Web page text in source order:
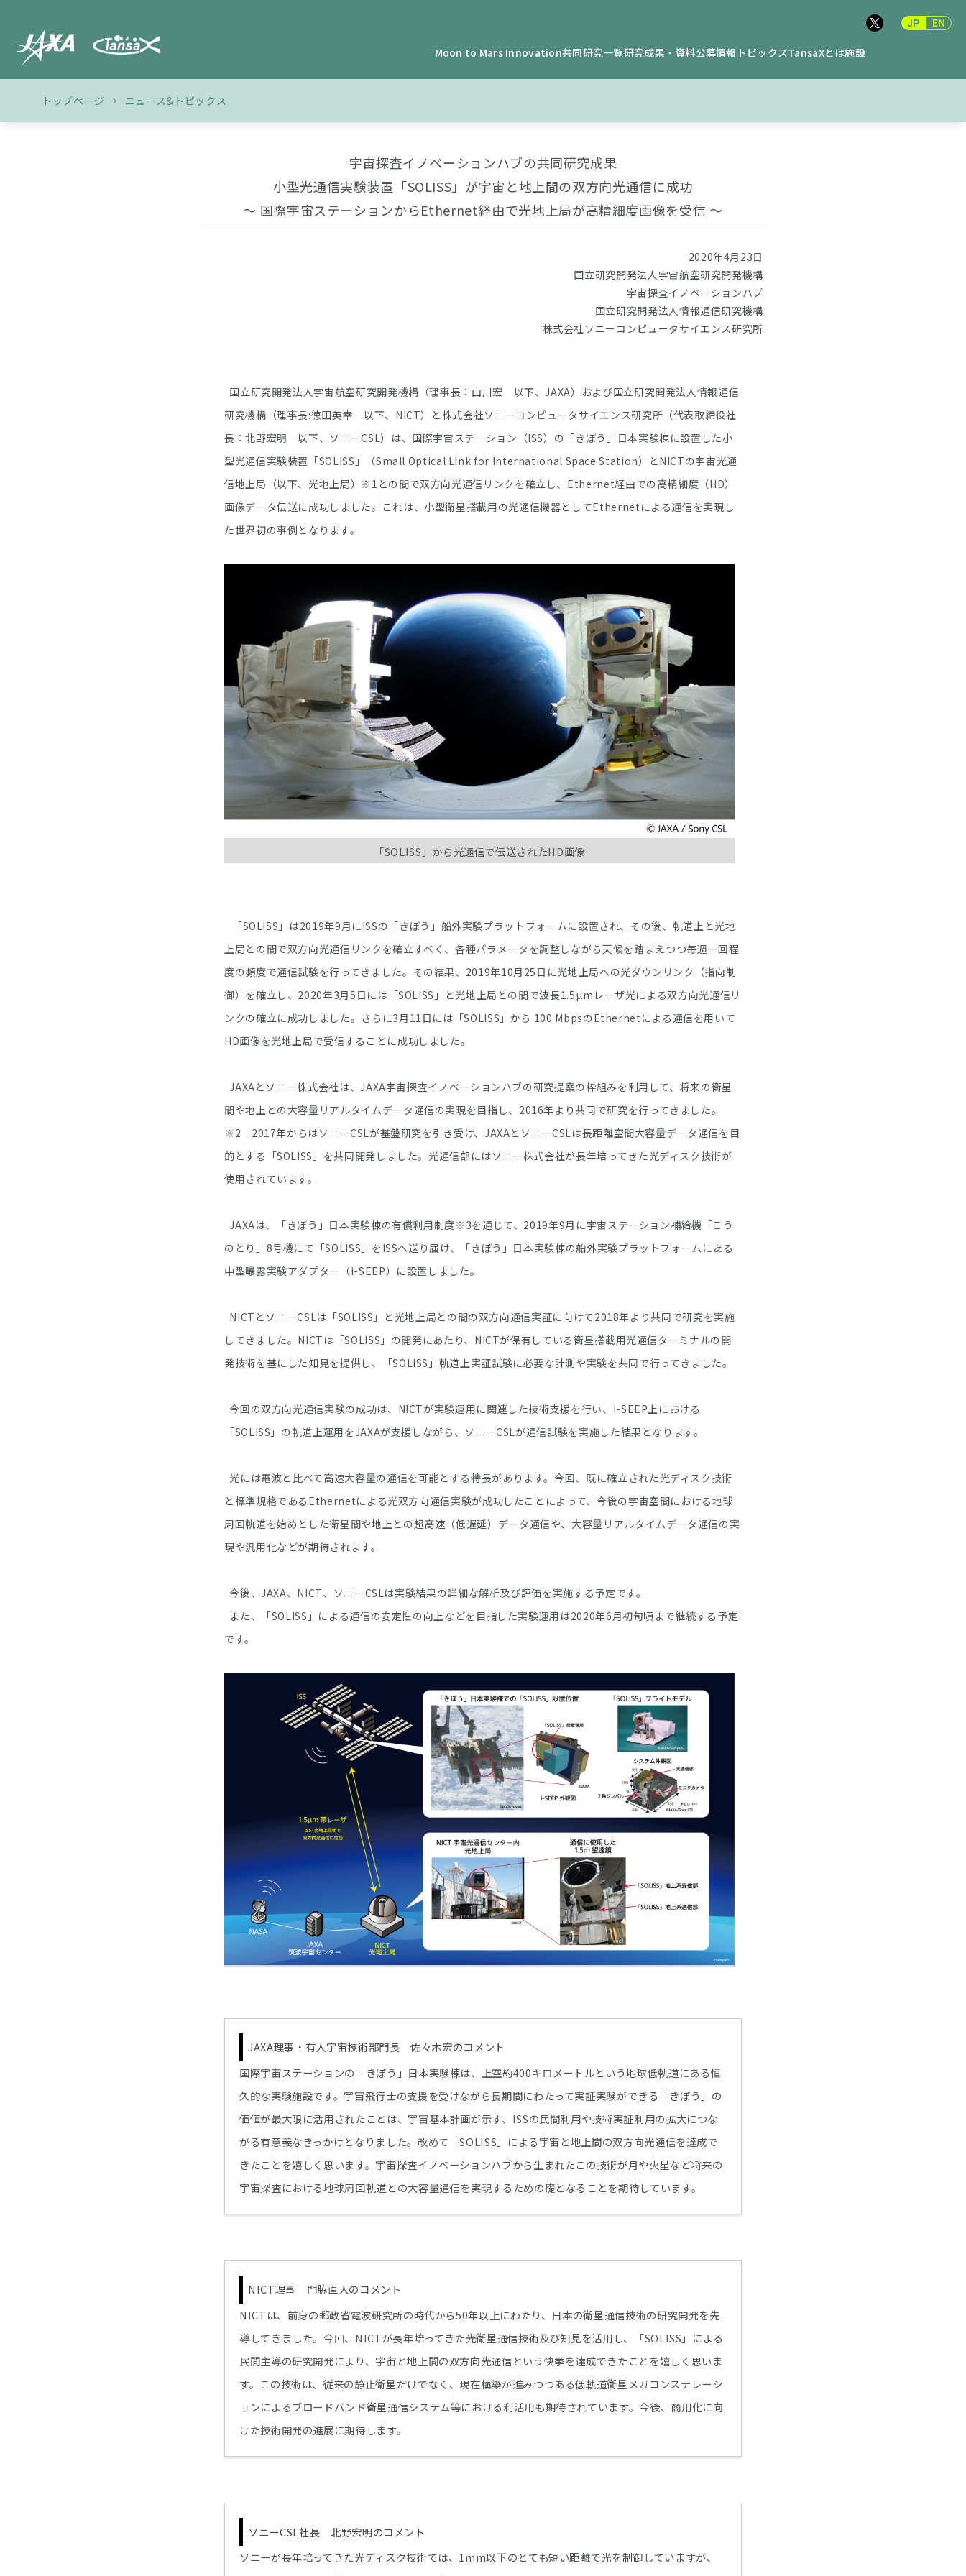
Moon to Mars Innovation共同研究一覧研究成果・資料公募情報 トピックスTansaXとは施設
JP EN
トップページ ニュース&トピックス
宇宙探査イノベーションハブの共同研究成果
小型光通信実験装置「SOLISS」が宇宙と地上間の双方向光通信に成功
～ 国際宇宙ステーションからEthernet経由で光地上局が高精細度画像を受信 ～
2020年4月23日
国立研究開発法人宇宙航空研究開発機構
宇宙探査イノベーションハブ
国立研究開発法人情報通信研究機構
株式会社ソニーコンピュータサイエンス研究所
国立研究開発法人宇宙航空研究開発機構（理事長：山川宏 以下、JAXA）および国立研究開発法人情報通信
研究機構（理事長:徳田英幸 以下、NICT）と株式会社ソニーコンピュータサイエンス研究所（代表取締役社
長：北野宏明 以下、ソニーCSL）は、国際宇宙ステーション（ISS）の「きぼう」日本実験棟に設置した小
型光通信実験装置「SOLISS」（Small Optical Link for International Space Station）とNICTの宇宙光通
信地上局（以下、光地上局）※1との間で双方向光通信リンクを確立し、Ethernet経由での高精細度（HD）
画像データ伝送に成功しました。これは、小型衛星搭載用の光通信機器としてEthernetによる通信を実現し
た世界初の事例となります。
「SOLISS」から光通信で伝送されたHD画像
「SOLISS」は2019年9月にISSの「きぼう」船外実験プラットフォームに設置され、その後、軌道上と光地
上局との間で双方向光通信リンクを確立すべく、各種パラメータを調整しながら天候を踏まえつつ毎週一回程
度の頻度で通信試験を行ってきました。その結果、2019年10月25日に光地上局への光ダウンリンク（指向制
御）を確立し、2020年3月5日には「SOLISS」と光地上局との間で波長1.5µmレーザ光による双方向光通信リ
ンクの確立に成功しました。さらに3月11日には「SOLISS」から 100 MbpsのEthernetによる通信を用いて
HD画像を光地上局で受信することに成功しました。
JAXAとソニー株式会社は、JAXA宇宙探査イノベーションハブの研究提案の枠組みを利用して、将来の衛星
間や地上との大容量リアルタイムデータ通信の実現を目指し、2016年より共同で研究を行ってきました。
※2 2017年からはソニーCSLが基盤研究を引き受け、JAXAとソニーCSLは長距離空間大容量データ通信を目
的とする「SOLISS」を共同開発しました。光通信部にはソニー株式会社が長年培ってきた光ディスク技術が
使用されています。
JAXAは、「きぼう」日本実験棟の有償利用制度※3を通じて、2019年9月に宇宙ステーション補給機「こう
のとり」8号機にて「SOLISS」をISSへ送り届け、「きぼう」日本実験棟の船外実験プラットフォームにある
中型曝露実験アダプター（i-SEEP）に設置しました。
NICTとソニーCSLは「SOLISS」と光地上局との間の双方向通信実証に向けて2018年より共同で研究を実施
してきました。NICTは「SOLISS」の開発にあたり、NICTが保有している衛星搭載用光通信ターミナルの開
発技術を基にした知見を提供し、「SOLISS」軌道上実証試験に必要な計測や実験を共同で行ってきました。
今回の双方向光通信実験の成功は、NICTが実験運用に関連した技術支援を行い、i-SEEP上における
「SOLISS」の軌道上運用をJAXAが支援しながら、ソニーCSLが通信試験を実施した結果となります。
光には電波と比べて高速大容量の通信を可能とする特長があります。今回、既に確立された光ディスク技術
と標準規格であるEthernetによる光双方向通信実験が成功したことによって、今後の宇宙空間における地球
周回軌道を始めとした衛星間や地上との超高速（低遅延）データ通信や、大容量リアルタイムデータ通信の実
現や汎用化などが期待されます。
今後、JAXA、NICT、ソニーCSLは実験結果の詳細な解析及び評価を実施する予定です。
また、「SOLISS」による通信の安定性の向上などを目指した実験運用は2020年6月初旬頃まで継続する予定
です。
JAXA理事・有人宇宙技術部門長 佐々木宏のコメント
国際宇宙ステーションの「きぼう」日本実験棟は、上空約400キロメートルという地球低軌道にある恒
久的な実験施設です。宇宙飛行士の支援を受けながら長期間にわたって実証実験ができる「きぼう」の
価値が最大限に活用されたことは、宇宙基本計画が示す、ISSの民間利用や技術実証利用の拡大につな
がる有意義なきっかけとなりました。改めて「SOLISS」による宇宙と地上間の双方向光通信を達成で
きたことを嬉しく思います。宇宙探査イノベーションハブから生まれたこの技術が月や火星など将来の
宇宙探査における地球周回軌道との大容量通信を実現するための礎となることを期待しています。
NICT理事 門脇直人のコメント
NICTは、前身の郵政省電波研究所の時代から50年以上にわたり、日本の衛星通信技術の研究開発を先
導してきました。今回、NICTが長年培ってきた光衛星通信技術及び知見を活用し、「SOLISS」による
民間主導の研究開発により、宇宙と地上間の双方向光通信という快挙を達成できたことを嬉しく思いま
す。この技術は、従来の静止衛星だけでなく、現在構築が進みつつある低軌道衛星メガコンステレーシ
ョンによるブロードバンド衛星通信システム等における利活用も期待されています。今後、商用化に向
けた技術開発の進展に期待します。
ソニーCSL社長 北野宏明のコメント
ソニーが長年培ってきた光ディスク技術では、1mm以下のとても短い距離で光を制御していますが、